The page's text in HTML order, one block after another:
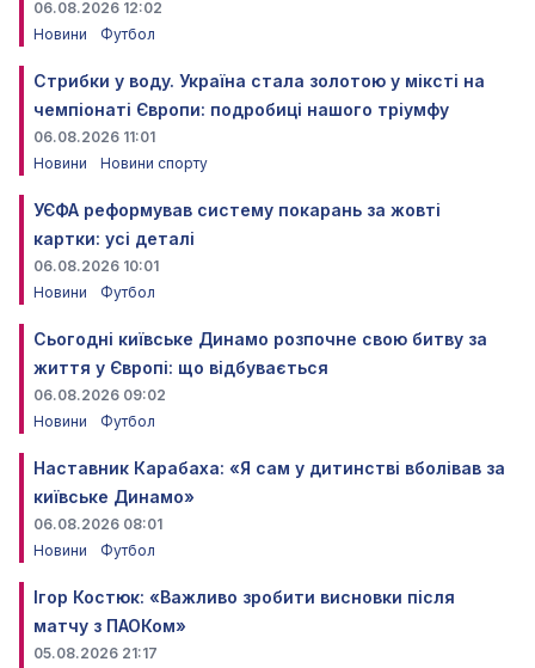
06.08.2026 12:02
Новини
Футбол
Стрибки у воду. Україна стала золотою у міксті на
чемпіонаті Європи: подробиці нашого тріумфу
06.08.2026 11:01
Новини
Новини спорту
УЄФА реформував систему покарань за жовті
картки: усі деталі
06.08.2026 10:01
Новини
Футбол
Сьогодні київське Динамо розпочне свою битву за
життя у Європі: що відбувається
06.08.2026 09:02
Новини
Футбол
Наставник Карабаха: «Я сам у дитинстві вболівав за
київське Динамо»
06.08.2026 08:01
Новини
Футбол
Ігор Костюк: «Важливо зробити висновки після
матчу з ПАОКом»
05.08.2026 21:17